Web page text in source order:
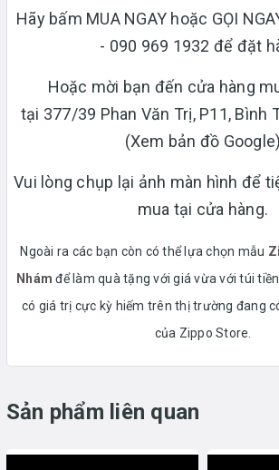
Hãy bấm MUA NGAY hoặc GỌI
- 090 969 1932 để đặt
Hoặc mời bạn đến cửa hàng
tại 377/39 Phan Văn Trị, P11, Bình
(Xem bản đồ Google)
Vui lòng chụp lại ảnh màn hình để
mua tại cửa hàng.
Ngoài ra các bạn còn có thể lựa chọn mẫu
Nhámđể làm quà tặng với giá vừa với túi
có giá trị cực kỳ hiếm trên thị trường đang
của Zippo Store.
Sản phẩm liên quan